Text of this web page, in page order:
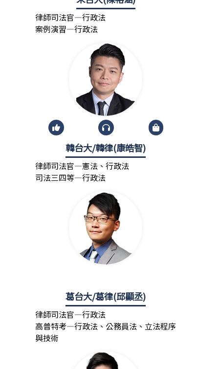
律師司法官—行政法
案例演習—行政法
韓台大/韓律(康皓智)
律師司法官—憲法、行政法
司法三四等—行政法
葛台大/葛律(邱顯丞)
律師司法官—行政法
高普特考—行政法、公務員法、立法程序
與技術